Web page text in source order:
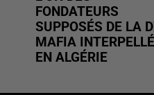
FONDATEURS
SUPPOSÉS DE LA
MAFIA INTERPELLÉ
EN ALGÉRIE